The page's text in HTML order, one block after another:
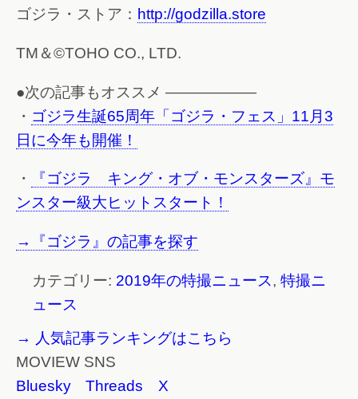
ゴジラ・ストア： http://godzilla.store
TM＆©TOHO CO., LTD.
●次の記事もオススメ ——————
・ ゴジラ生誕65周年「ゴジラ・フェス」11月3
日に今年も開催！
・
『ゴジラ キング・オブ・モンスターズ』モ
ンスター級大ヒットスタート！
→『ゴジラ』の記事を探す
カテゴリー: 2019年の特撮ニュース, 特撮ニ
ュース
→ 人気記事ランキングはこちら
MOVIEW SNS
Bluesky
Threads
X